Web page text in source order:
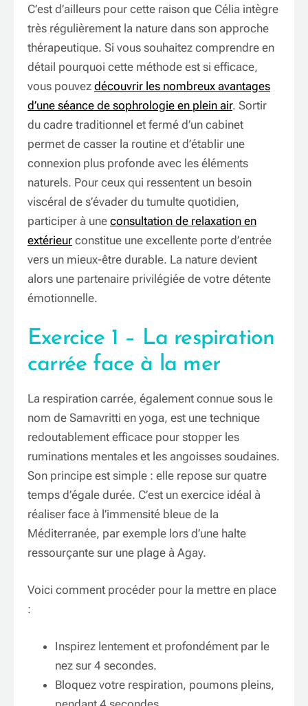
C’est d’ailleurs pour cette raison que Célia intègre
très régulièrement la nature dans son approche
thérapeutique. Si vous souhaitez comprendre en
détail pourquoi cette méthode est si efficace,
vous pouvez découvrir les nombreux avantages
d’une séance de sophrologie en plein air. Sortir
du cadre traditionnel et fermé d’un cabinet
permet de casser la routine et d’établir une
connexion plus profonde avec les éléments
naturels. Pour ceux qui ressentent un besoin
viscéral de s’évader du tumulte quotidien,
participer à une consultation de relaxation en
extérieur constitue une excellente porte d’entrée
vers un mieux-être durable. La nature devient
alors une partenaire privilégiée de votre détente
émotionnelle.
Exercice 1 – La respiration
carrée face à la mer
La respiration carrée, également connue sous le
nom de Samavritti en yoga, est une technique
redoutablement efficace pour stopper les
ruminations mentales et les angoisses soudaines.
Son principe est simple : elle repose sur quatre
temps d’égale durée. C’est un exercice idéal à
réaliser face à l’immensité bleue de la
Méditerranée, par exemple lors d’une halte
ressourçante sur une plage à Agay.
Voici comment procéder pour la mettre en place
:
Inspirez lentement et profondément par le
nez sur 4 secondes.
Bloquez votre respiration, poumons pleins,